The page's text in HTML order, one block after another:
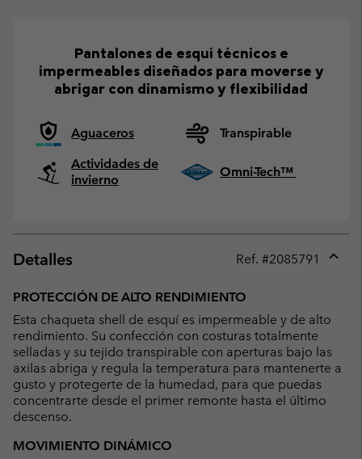
Pantalones de esquí técnicos e
impermeables diseñados para moverse y
abrigar con dinamismo y flexibilidad
Aguaceros
Transpirable
Actividades de
invierno
Omni-Tech™
Detalles Ref. #2085791
PROTECCIÓN DE ALTO RENDIMIENTO
Esta chaqueta shell de esquí es impermeable y de alto
rendimiento. Su confección con costuras totalmente
selladas y su tejido transpirable con aperturas bajo las
axilas abriga y regula la temperatura para mantenerte a
gusto y protegerte de la humedad, para que puedas
concentrarte desde el primer remonte hasta el último
descenso.
MOVIMIENTO DINÁMICO